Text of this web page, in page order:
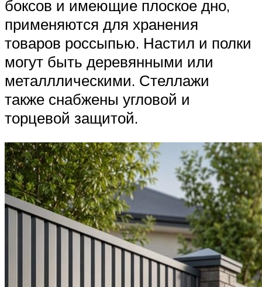
боксов и имеющие плоское дно,
применяются для хранения
товаров россыпью. Настил и полки
могут быть деревянными или
металллическими. Стеллажи
также снабжены угловой и
торцевой защитой.